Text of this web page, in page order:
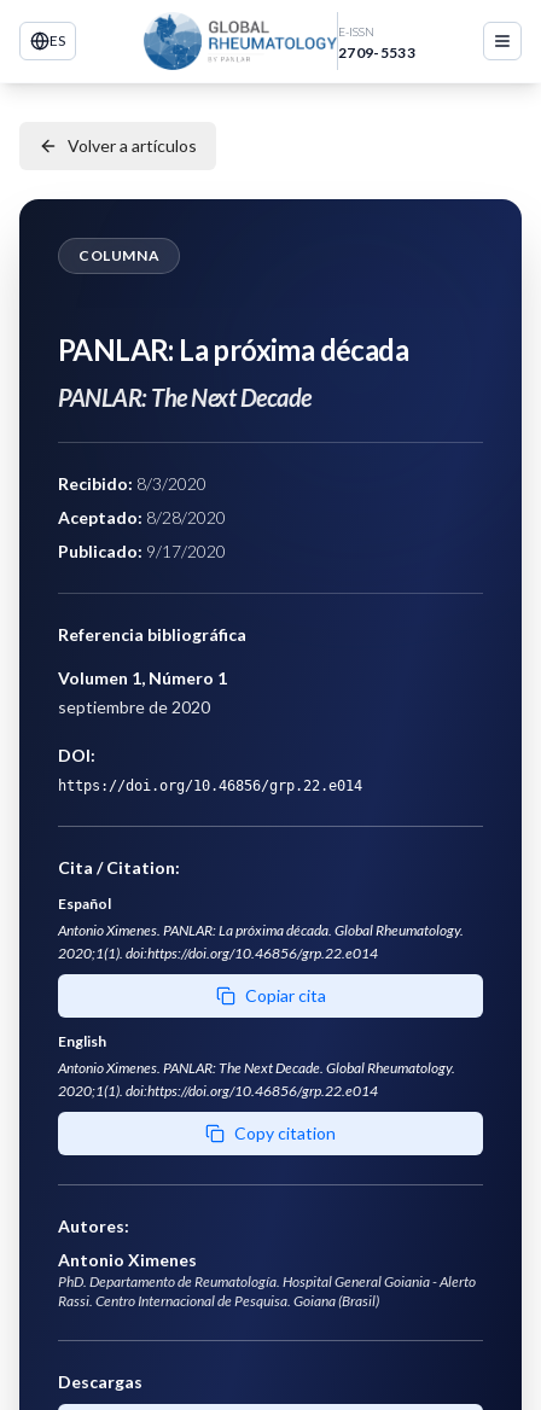
ES E-ISSN
2709-5533
Volver a artículos
COLUMNA
PANLAR: La próxima década
PANLAR: The Next Decade
Recibido: 8/3/2020
Aceptado: 8/28/2020
Publicado: 9/17/2020
Referencia bibliográfica
Volumen 1, Número 1
septiembre de 2020
DOI:
https://doi.org/10.46856/grp.22.e014
Cita / Citation:
Español
Antonio Ximenes. PANLAR: La próxima década. Global Rheumatology.
2020;1(1). doi:https://doi.org/10.46856/grp.22.e014
Copiar cita
English
Antonio Ximenes. PANLAR: The Next Decade. Global Rheumatology.
2020;1(1). doi:https://doi.org/10.46856/grp.22.e014
Copy citation
Autores:
Antonio Ximenes
PhD. Departamento de Reumatología. Hospital General Goiania - Alerto
Rassi. Centro Internacional de Pesquisa. Goiana (Brasil)
Descargas